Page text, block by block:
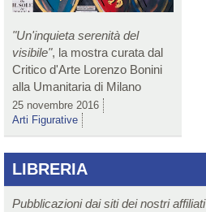
"Un'inquieta serenità del
visibile", la mostra curata dal
Critico d'Arte Lorenzo Bonini
alla Umanitaria di Milano
25 novembre 2016
Arti Figurative
LIBRERIA
Pubblicazioni dai siti dei nostri affiliati